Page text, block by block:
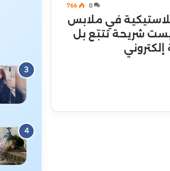
0
766
في ملابس
شريحة تتبّع بل